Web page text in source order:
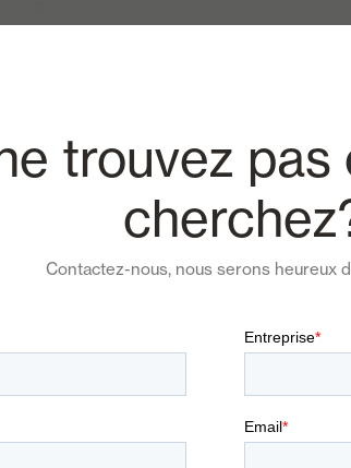
trouvez pas
Contactez-nous, nous serons heureux